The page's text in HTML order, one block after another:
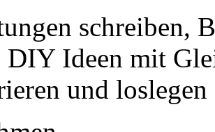
schreiben,
DIY Ideen mit
und loslegen